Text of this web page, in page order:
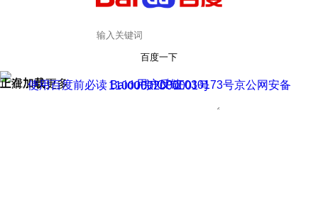
百度一下
正在加载
上滑加载更多 用户反馈
使用百度前必读 Baidu 京ICP证030173号
京公网安备11000002000001号